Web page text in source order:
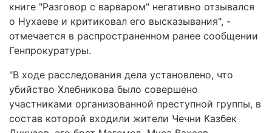
книге "Разговор с варваром" негативно отзывался
о Нухаеве и критиковал его высказывания", -
отмечается в распространенном ранее сообщении
Генпрокуратуры.
"В ходе расследования дела установлено, что
убийство Хлебникова было совершено
участниками организованной преступной группы, в
состав которой входили жители Чечни Казбек